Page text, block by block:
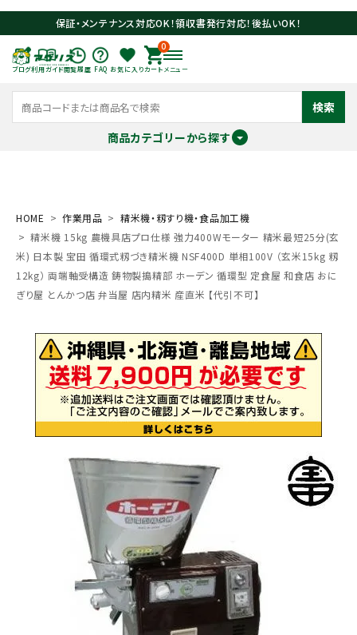
保証・メンテナンス対応OK！領収書発行対応！後払いOK！
ブログ利用ガイド閲覧履歴 FAQ お気に入り
0
カート メニュー
検索
商品カテゴリーから探す
search
お気に入り一覧
閲覧履歴一覧
HOME 作業用品
精米機・籾すり機・食品加工機
精米機 15kg 農機具店プロ仕様 強力400Wモーター 精米最短25分(玄
米) 日本製 宝田 循環式籾づき精米機 NSF400D 単相100V （玄米15kg 籾
12kg） 両端軸受構造 鋳物製搗精部 ホーデン 循環型 定食屋 和食店 おに
ぎり屋 とんかつ店 弁当屋 店内精米 産直米 【代引不可】